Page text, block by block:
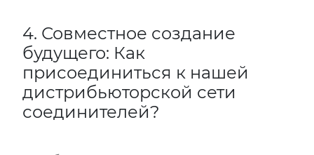
4. Совместное создание
будущего: Как
присоединиться к нашей
дистрибьюторской сети
соединителей?